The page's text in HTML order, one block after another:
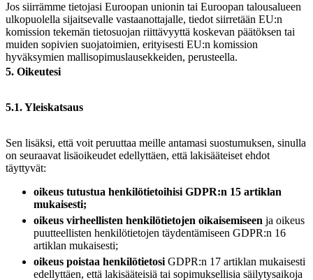
Jos siirrämme tietojasi Euroopan unionin tai Euroopan talousalueen
ulkopuolella sijaitsevalle vastaanottajalle, tiedot siirretään EU:n
komission tekemän tietosuojan riittävyyttä koskevan päätöksen tai
muiden sopivien suojatoimien, erityisesti EU:n komission
hyväksymien mallisopimuslausekkeiden, perusteella.
5. Oikeutesi
5.1. Yleiskatsaus
Sen lisäksi, että voit peruuttaa meille antamasi suostumuksen, sinulla
on seuraavat lisäoikeudet edellyttäen, että lakisääteiset ehdot
täyttyvät:
oikeus tutustua henkilötietoihisi GDPR:n 15 artiklan
mukaisesti;
oikeus virheellisten henkilötietojen oikaisemiseen ja oikeus
puutteellisten henkilötietojen täydentämiseen GDPR:n 16
artiklan mukaisesti;
oikeus poistaa henkilötietosi GDPR:n 17 artiklan mukaisesti
edellyttäen, että lakisääteisiä tai sopimuksellisia säilytysaikoja